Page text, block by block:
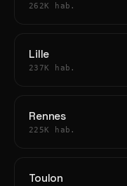
262K hab.
Lille
237K hab.
Rennes
225K hab.
Toulon